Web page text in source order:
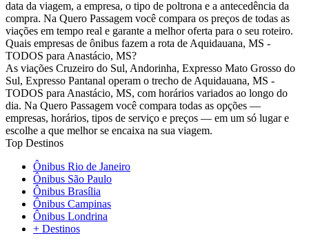
data da viagem, a empresa, o tipo de poltrona e a antecedência da
compra. Na Quero Passagem você compara os preços de todas as
viações em tempo real e garante a melhor oferta para o seu roteiro.
Quais empresas de ônibus fazem a rota de Aquidauana, MS -
TODOS para Anastácio, MS?
As viações Cruzeiro do Sul, Andorinha, Expresso Mato Grosso do
Sul, Expresso Pantanal operam o trecho de Aquidauana, MS -
TODOS para Anastácio, MS, com horários variados ao longo do
dia. Na Quero Passagem você compara todas as opções —
empresas, horários, tipos de serviço e preços — em um só lugar e
escolhe a que melhor se encaixa na sua viagem.
Top Destinos
Ônibus Rio de Janeiro
Ônibus São Paulo
Ônibus Brasília
Ônibus Campinas
Ônibus Londrina
+ Destinos